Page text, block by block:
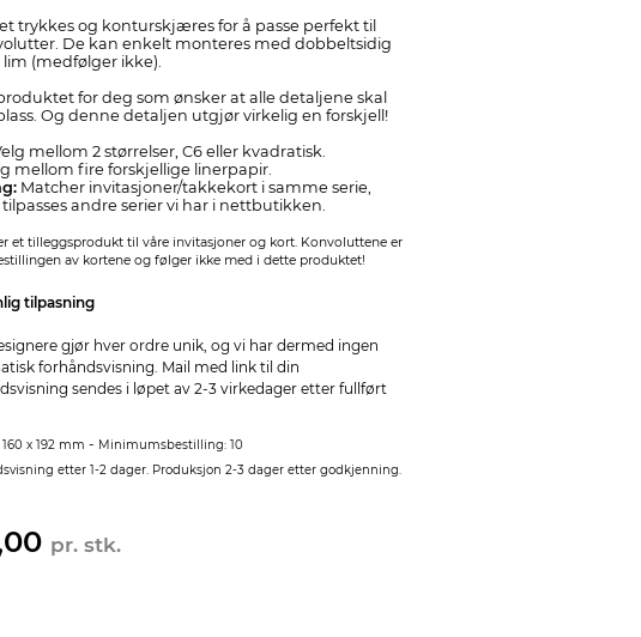
trykkes og konturskjæres for å passe perfekt til
De kan enkelt monteres med dobbeltsidig
lim (medfølger ikke).
for deg som ønsker at alle detaljene skal
Og denne detaljen utgjør virkelig en forskjell!
mellom 2 størrelser, C6 eller kvadratisk.
mellom fire forskjellige linerpapir.
Matcher invitasjoner/takkekort i samme serie,
andre serier vi har i nettbutikken.
et tilleggsprodukt til våre invitasjoner og kort. Konvoluttene er
av kortene og følger ikke med i dette produktet!
tilpasning
gjør hver ordre unik, og vi har dermed ingen
forhåndsvisning. Mail med link til din
sendes i løpet av 2-3 virkedager etter fullført
x 192 mm - Minimumsbestilling: 10
etter 1-2 dager. Produksjon 2-3 dager etter godkjenning.
pr. stk.